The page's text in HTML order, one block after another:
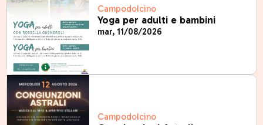
Campodolcino
Yoga per adulti e bambini
mar, 11/08/2026
Campodolcino